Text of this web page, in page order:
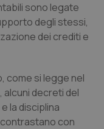
sono legate
degli stessi,
dei crediti e
come si legge nel
alcuni decreti del
la disciplina
con